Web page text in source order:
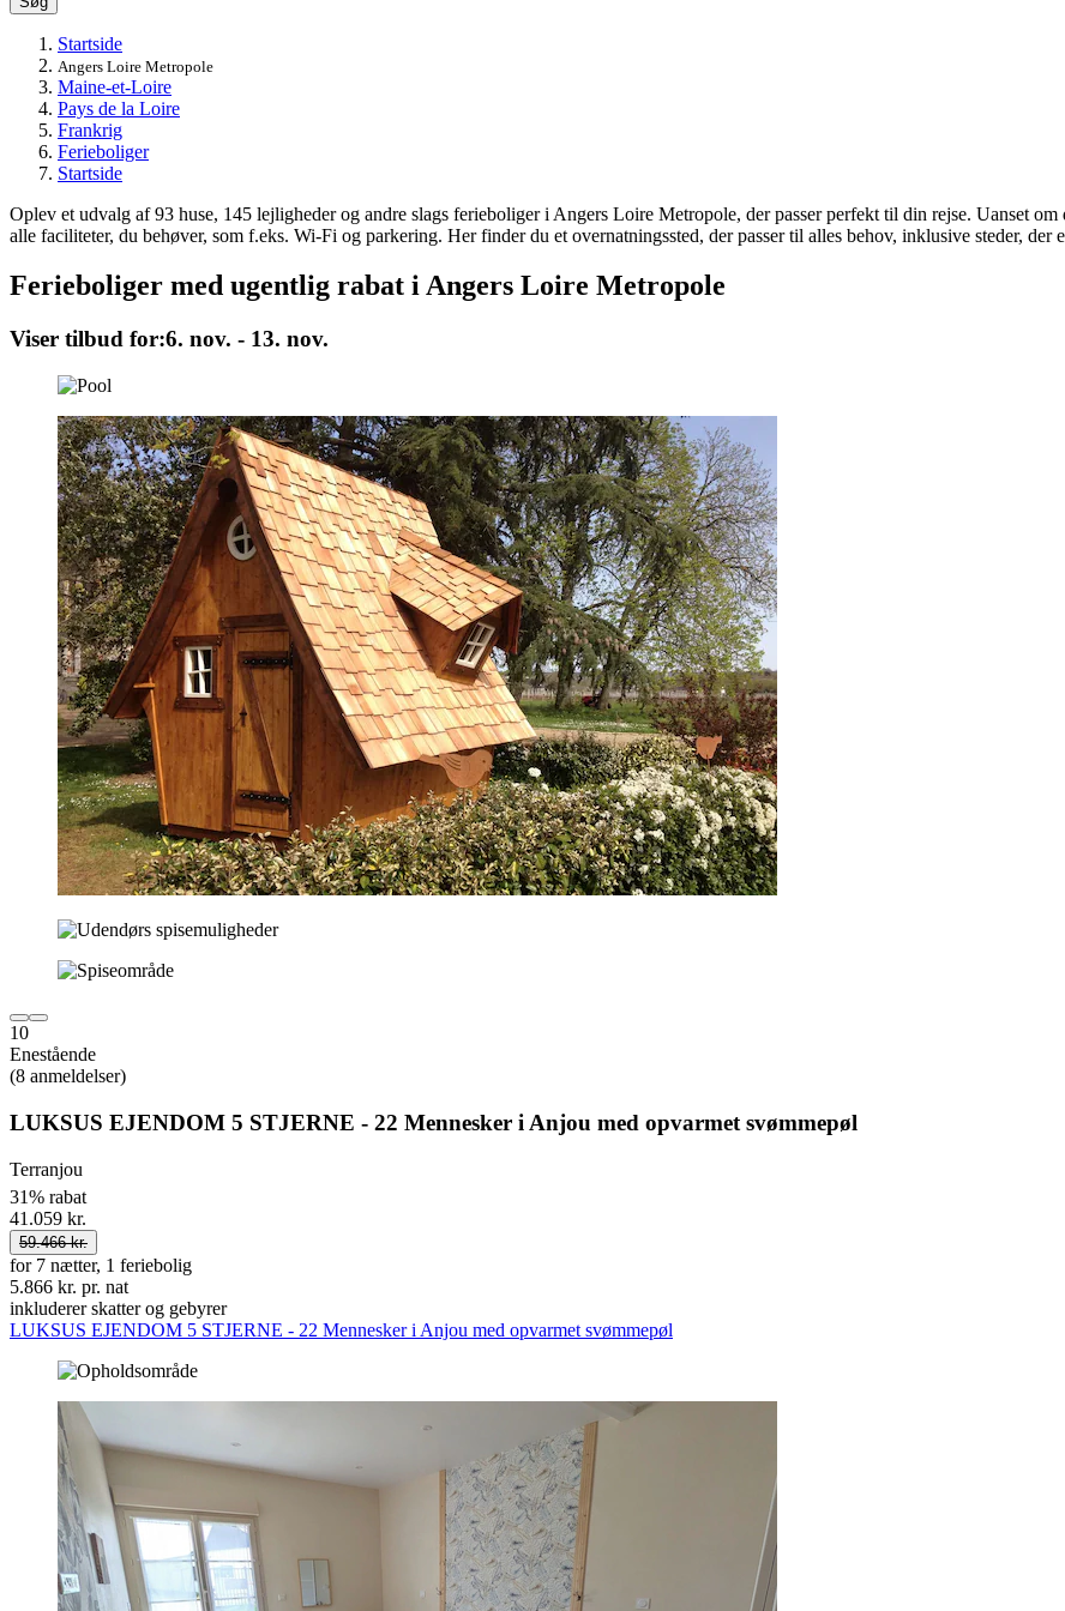
Startside
Angers Loire Metropole
Maine-et-Loire
Pays de la Loire
Frankrig
Ferieboliger
Startside
Oplev et udvalg af 93 huse, 145 lejligheder og andre slags ferieboliger i Angers Loire Metropole, der passer perfekt til din rejse. Uanset
alle faciliteter, du behøver, som f.eks. Wi-Fi og parkering. Her finder du et overnatningssted, der passer til alles behov, inklusive steder, der
Ferieboliger med ugentlig rabat i Angers Loire Metropole
Viser tilbud for:6. nov. - 13. nov.
10
Enestående
(8 anmeldelser)
LUKSUS EJENDOM 5 STJERNE - 22 Mennesker i Anjou med opvarmet svømmepøl
Terranjou
31% rabat
41.059 kr.
59.466 kr.
for 7 nætter, 1 feriebolig
5.866 kr. pr. nat
inkluderer skatter og gebyrer
LUKSUS EJENDOM 5 STJERNE - 22 Mennesker i Anjou med opvarmet svømmepøl